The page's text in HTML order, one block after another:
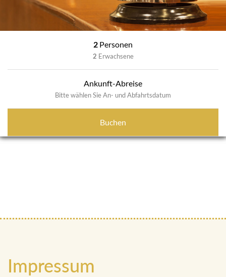
2 Personen
2 Erwachsene
Ankunft-Abreise
Bitte wählen Sie An- und Abfahrtsdatum
Buchen
Impressum